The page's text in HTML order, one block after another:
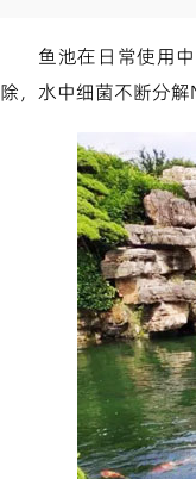
鱼池在日常使用
除，水中细菌不断分